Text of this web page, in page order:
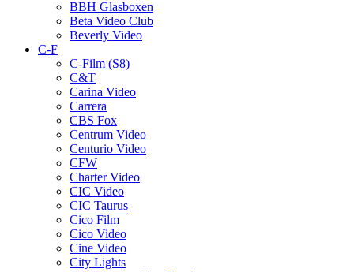
BBH Glasboxen
Beta Video Club
Beverly Video
C-F
C-Film (S8)
C&T
Carina Video
Carrera
CBS Fox
Centrum Video
Centurio Video
CFW
Charter Video
CIC Video
CIC Taurus
Cico Film
Cico Video
Cine Video
City Lights